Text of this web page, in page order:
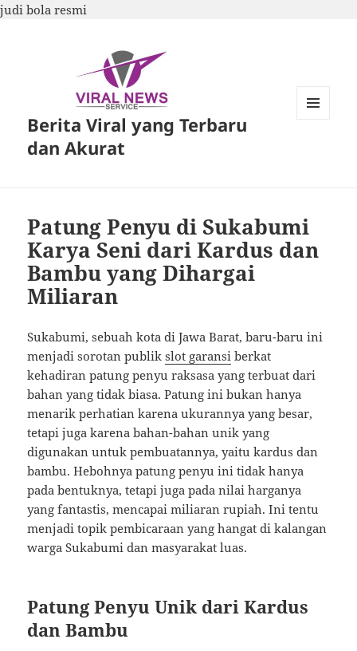
judi bola resmi
Berita Viral yang Terbaru
dan Akurat
Patung Penyu di Sukabumi
Karya Seni dari Kardus dan
Bambu yang Dihargai
Miliaran
Sukabumi, sebuah kota di Jawa Barat, baru-baru ini
menjadi sorotan publikslot garansi berkat
kehadiran patung penyu raksasa yang terbuat dari
bahan yang tidak biasa. Patung ini bukan hanya
menarik perhatian karena ukurannya yang besar,
tetapi juga karena bahan-bahan unik yang
digunakan untuk pembuatannya, yaitu kardus dan
bambu. Hebohnya patung penyu ini tidak hanya
pada bentuknya, tetapi juga pada nilai harganya
yang fantastis, mencapai miliaran rupiah. Ini tentu
menjadi topik pembicaraan yang hangat di kalangan
warga Sukabumi dan masyarakat luas.
Patung Penyu Unik dari Kardus
dan Bambu